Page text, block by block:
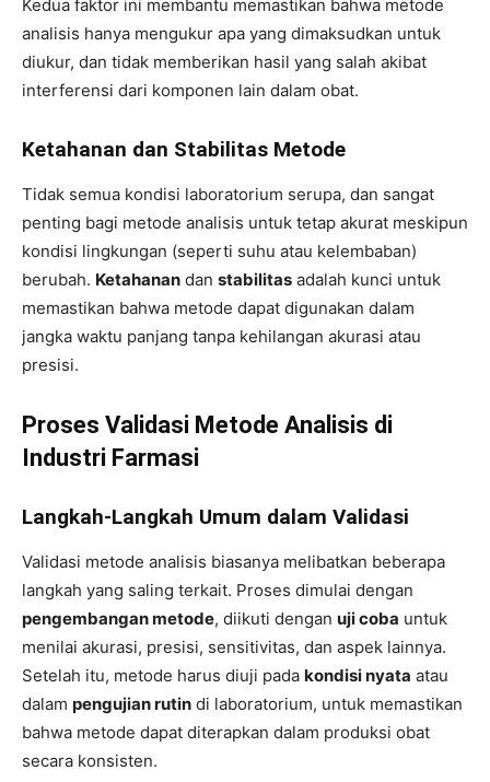
Kedua faktor ini membantu memastikan bahwa metode
analisis hanya mengukur apa yang dimaksudkan untuk
diukur, dan tidak memberikan hasil yang salah akibat
interferensi dari komponen lain dalam obat.
Ketahanan dan Stabilitas Metode
Tidak semua kondisi laboratorium serupa, dan sangat
penting bagi metode analisis untuk tetap akurat meskipun
kondisi lingkungan (seperti suhu atau kelembaban)
berubah. Ketahanan dan stabilitas adalah kunci untuk
memastikan bahwa metode dapat digunakan dalam
jangka waktu panjang tanpa kehilangan akurasi atau
presisi.
Proses Validasi Metode Analisis di
Industri Farmasi
Langkah-Langkah Umum dalam Validasi
Validasi metode analisis biasanya melibatkan beberapa
langkah yang saling terkait. Proses dimulai dengan
pengembangan metode, diikuti dengan uji coba untuk
menilai akurasi, presisi, sensitivitas, dan aspek lainnya.
Setelah itu, metode harus diuji pada kondisi nyata atau
dalam pengujian rutin di laboratorium, untuk memastikan
bahwa metode dapat diterapkan dalam produksi obat
secara konsisten.